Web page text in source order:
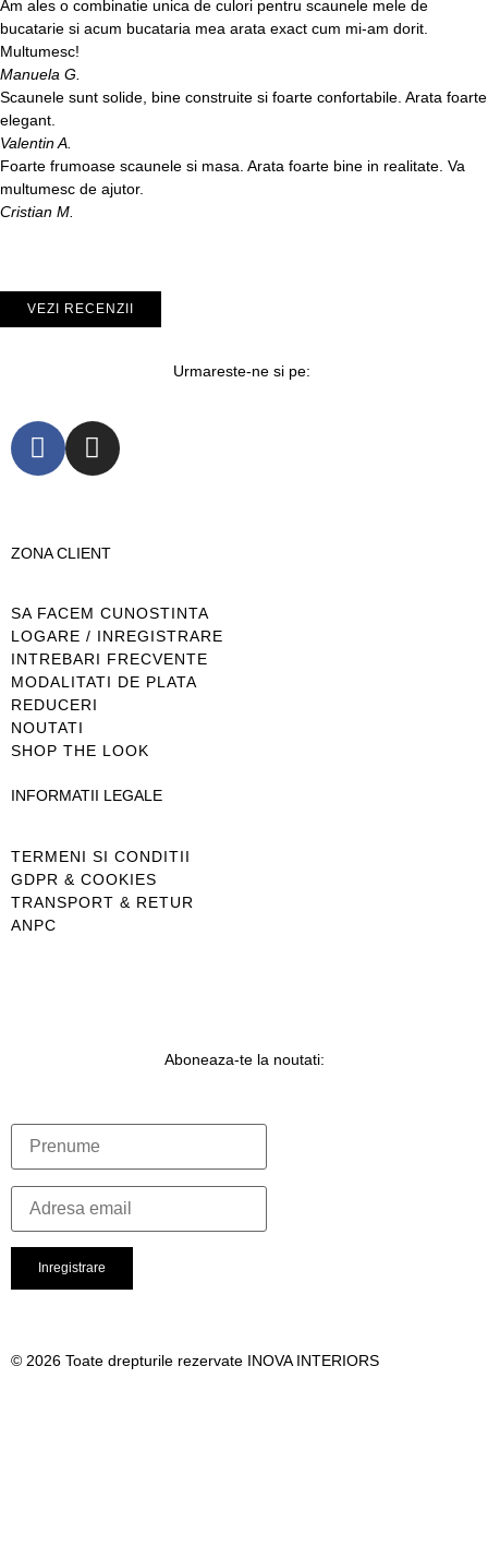
Am ales o combinatie unica de culori pentru scaunele mele de
bucatarie si acum bucataria mea arata exact cum mi-am dorit.
Multumesc!
Manuela G.
Scaunele sunt solide, bine construite si foarte confortabile. Arata foarte
elegant.
Valentin A.
Foarte frumoase scaunele si masa. Arata foarte bine in realitate. Va
multumesc de ajutor.
Cristian M.
VEZI RECENZII
Urmareste-ne si pe:
ZONA CLIENT
SA FACEM CUNOSTINTA
LOGARE / INREGISTRARE
INTREBARI FRECVENTE
MODALITATI DE PLATA
REDUCERI
NOUTATI
SHOP THE LOOK
INFORMATII LEGALE
TERMENI SI CONDITII
GDPR & COOKIES
TRANSPORT & RETUR
ANPC
Aboneaza-te la noutati:
© 2026 Toate drepturile rezervate INOVA INTERIORS